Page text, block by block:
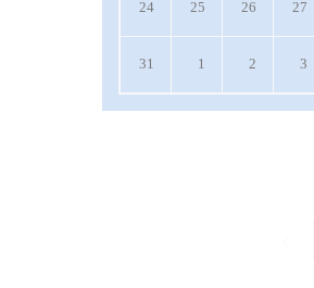
2424 août 2026
2525 août 2026
2626 août27
31 31 août 2026
1 1 septembre 2026
22 3